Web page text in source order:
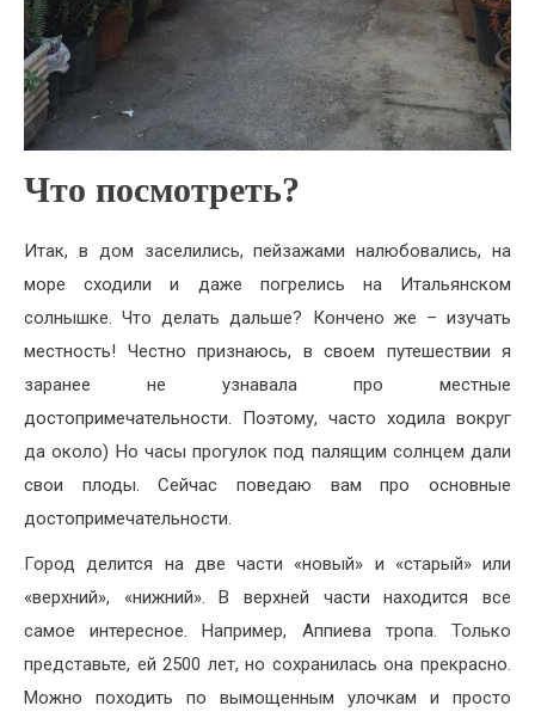
Что посмотреть?
Итак, в дом заселились, пейзажами налюбовались, на
море сходили и даже погрелись на Итальянском
солнышке. Что делать дальше? Кончено же – изучать
местность! Честно признаюсь, в своем путешествии я
заранее не узнавала про местные
достопримечательности. Поэтому, часто ходила вокруг
да около) Но часы прогулок под палящим солнцем дали
свои плоды. Сейчас поведаю вам про основные
достопримечательности.
Город делится на две части «новый» и «старый» или
«верхний», «нижний». В верхней части находится все
самое интересное. Например, Аппиева тропа. Только
представьте, ей 2500 лет, но сохранилась она прекрасно.
Можно походить по вымощенным улочкам и просто